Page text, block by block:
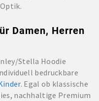
Damen, Herren
Stella Hoodie
bedruckbare
. Egal ob klassische
nachhaltige Premium